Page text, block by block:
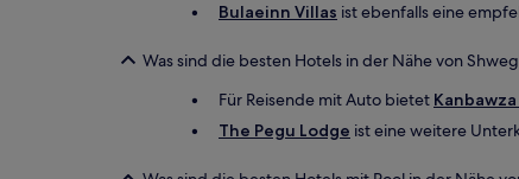
Bulaeinn Villas ist ebenfalls eine
Was sind die besten Hotels in der Nähe von
Für Reisende mit Auto bietet
The Pegu Lodge ist eine weitere